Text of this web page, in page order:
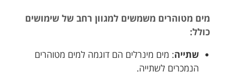
מים מטוהרים משמשים למגוון רחב של שימושים
כולל:
שתייה: מים מינרלים הם דוגמה למים מטוהרים
הנמכרים לשתייה.